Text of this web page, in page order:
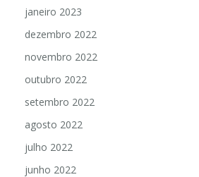
janeiro 2023
dezembro 2022
novembro 2022
outubro 2022
setembro 2022
agosto 2022
julho 2022
junho 2022